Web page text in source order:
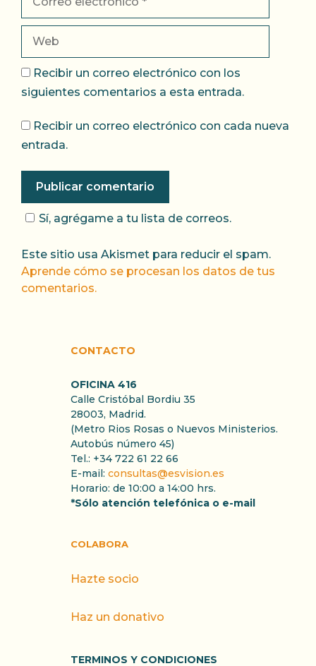
electrónico
Recibir un correo electrónico con los
siguientes comentarios a esta entrada.
Recibir un correo electrónico con cada nueva
entrada.
Sí, agrégame a tu lista de correos.
Este sitio usa Akismet para reducir el spam.
Aprende cómo se procesan los datos de tus
comentarios.
CONTACTO
OFICINA 416
Calle Cristóbal Bordiu 35
28003, Madrid.
(Metro Rios Rosas o Nuevos Ministerios.
Autobús número 45)
Tel.: +34 722 61 22 66
E-mail: consultas@esvision.es
Horario: de 10:00 a 14:00 hrs.
*Sólo atención telefónica o e-mail
COLABORA
Hazte socio
Haz un donativo
TERMINOS Y CONDICIONES